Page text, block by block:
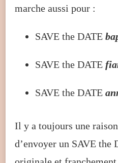
marche aussi pour :
SAVE the DATE
SAVE the DATE
SAVE the DATE
Il y a toujours une
d’envoyer un SAVE the